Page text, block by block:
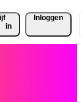
in
Inloggen